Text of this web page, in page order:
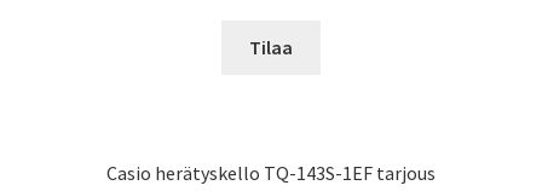
oli:
Tilaa
Casio herätyskello TQ-143S-1EF tarjous